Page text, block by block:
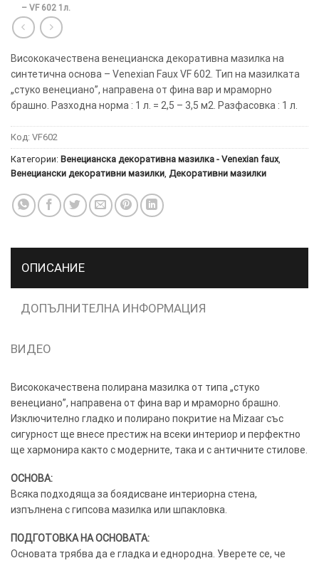
– VF 602 1л.
Висококачествена венецианска декоративна мазилка на
синтетична основа – Venexian Faux VF 602. Тип на мазилката
„стуко венециано”, направена от фина вар и мраморно
брашно. Разходна норма : 1 л. = 2,5 – 3,5 м2. Разфасовка : 1 л.
Код: VF602
Категории: Венецианска декоративна мазилка - Venexian faux,
Венециански декоративни мазилки, Декоративни мазилки
ОПИСАНИЕ
ДОПЪЛНИТЕЛНА ИНФОРМАЦИЯ
ВИДЕО
Висококачествена полирана мазилка от типа „стуко
венециано”, направена от фина вар и мраморно брашно.
Изключително гладко и полирано покритие на Mizaar със
сигурност ще внесе престиж на всеки интериор и перфектно
ще хармонира както с модерните, така и с античните стилове.
ОСНОВА:
Всяка подходяща за боядисване интериорна стена,
изпълнена с гипсова мазилка или шпакловка.
ПОДГОТОВКА НА ОСНОВАТА:
Основата трябва да е гладка и еднородна. Уверете се, че
× ТОЗИ
САЙТ
БИСКВИТКИ.
ПОВЕЧЕ
ИНФОРМАЦИЯ
МОЖЕТЕ
ТУК.
ОПЦИИ
Google